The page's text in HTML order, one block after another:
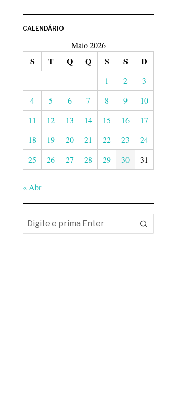
CALENDÁRIO
Maio 2026
S T Q Q S S D
1 2
3
4
5 6 7 8 9
10
11
12 13 14 15 16
17
18
19 20 21 22 23
24
25
26 27 28 29 30 31
« Abr